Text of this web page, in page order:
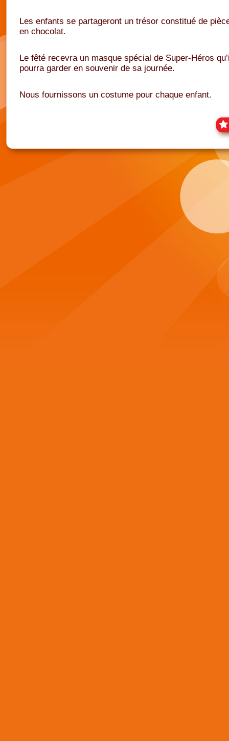
Les enfants se partageront un trésor constitué de
en chocolat.
Le fêté recevra un masque spécial de Super-Héros
pourra garder en souvenir de sa journée.
Nous fournissons un costume pour chaque enfant.